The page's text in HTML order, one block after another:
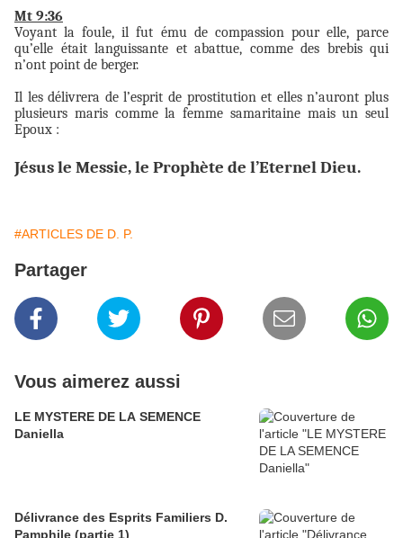
Mt 9:36
Voyant la foule, il fut ému de compassion pour elle, parce
qu’elle était languissante et abattue, comme des brebis qui
n’ont point de berger.
Il les délivrera de l’esprit de prostitution et elles n’auront plus
plusieurs maris comme la femme samaritaine mais un seul
Epoux :
Jésus le Messie, le Prophète de l’Eternel Dieu.
#ARTICLES DE D. P.
Partager
Vous aimerez aussi
LE MYSTERE DE LA SEMENCE
Daniella
Délivrance des Esprits Familiers D.
Pamphile (partie 1)